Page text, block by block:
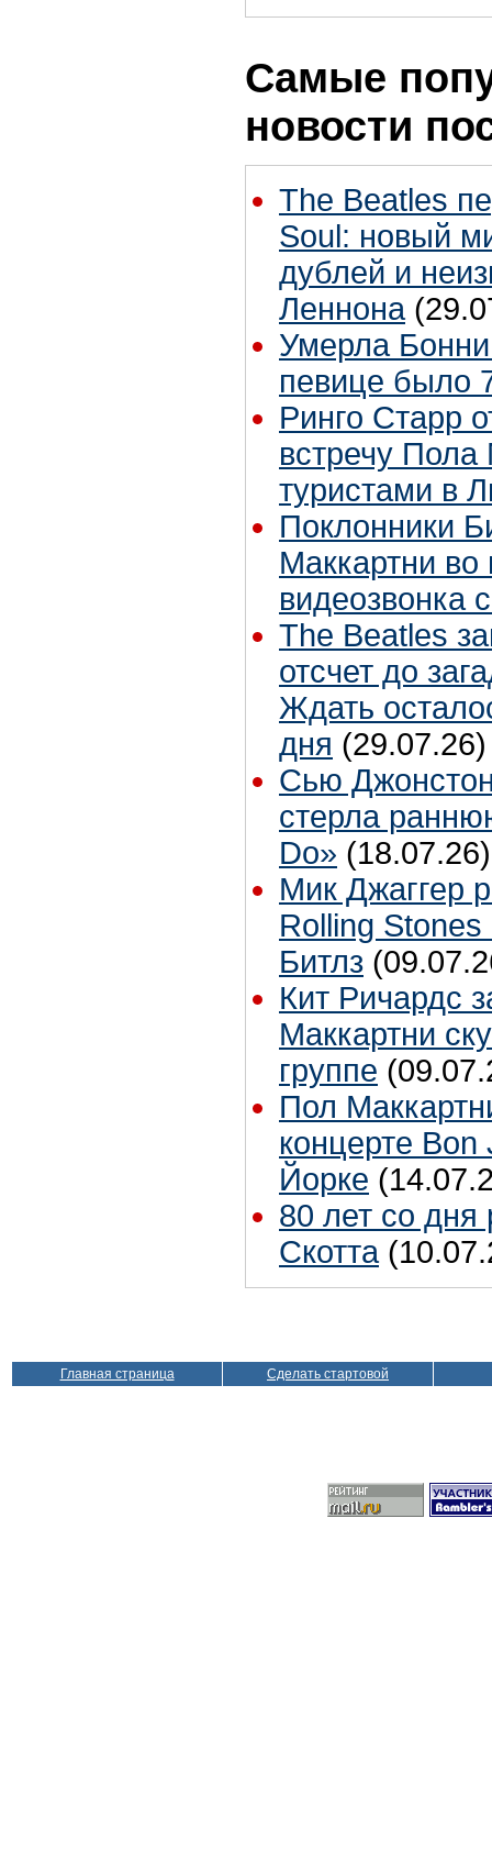
Самые
новости
The Beatles
Soul: новый
дублей и
Леннона
Умерла
певице было
Ринго Старр
встречу Пола
туристами в
Поклонники
Маккартни во
видеозвонка
The Beatles
отсчет до
Ждать
дня (29.07.26)
Сью
стерла
Do» (18.07.26)
Мик Джаггер
Rolling Stones
Битлз
Кит Ричардс
Маккартни
группе
Пол
концерте
Йорке
80 лет со
Скотта
Главная страница Сделать стартовой